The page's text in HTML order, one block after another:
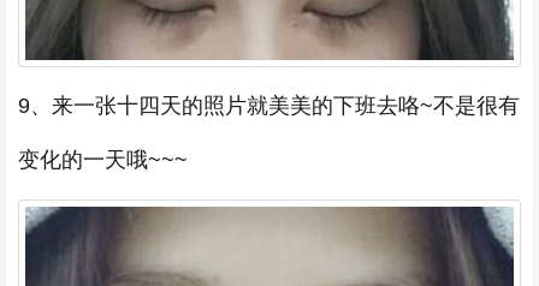
9、来一张十四天的照片就美美的下班去咯~不是很有
变化的一天哦~~~